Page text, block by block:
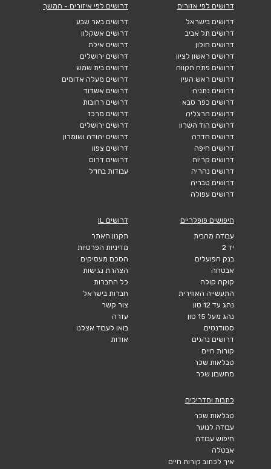
דרושים לפי אזורים
דרושים בישראל
דרושים תל אביב
דרושים חולון
דרושים ראשון לציון
דרושים פתח תקווה
דרושים ראש העין
דרושים נתניה
דרושים כפר סבא
דרושים הרצליה
דרושים הוד השרון
דרושים חדרה
דרושים חיפה
דרושים קריות
דרושים נהריה
דרושים טבריה
דרושים עפולה
דרושים לפי איזורים - המשך
דרושים באר שבע
דרושים אשקלון
דרושים אילת
דרושים ירושלים
דרושים בית שמש
דרושים מעלה אדומים
דרושים אשדוד
דרושים רחובות
דרושים מרכז
דרושים ירושלים
דרושים יהודה ושומרון
דרושים צפון
דרושים דרום
עבודות בחו"ל
חיפושים פופלריים
עבודה מהבית
יד 2
בנק הפועלים
אבטחה
קוקה קולה
התעשייה האווירית
נהג עד 12 טון
נהג מעל 15 טון
סטודנטים
דרושים נהגים
קורות חיים
טבלאות שכר
מחשבון שכר
דרושים IL
תקנון האתר
מדיניות הפרטיות
הסכם מעסיקים
הצהרת נגישות
כל החברות
חברות בישראל
צור קשר
עזרה
בואו לעבוד אצלנו
אודות
כתבות ומדריכים
טבלאות שכר
עבודה לנוער
חיפוש עבודה
אבטלה
איך לכתוב קורות חיים